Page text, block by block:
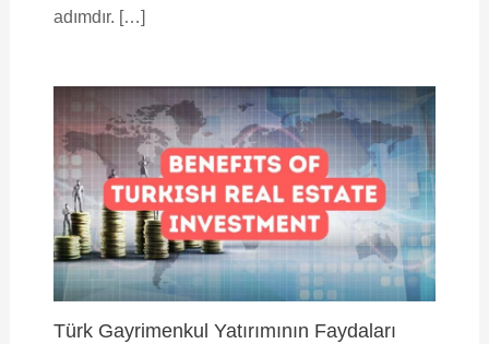
adımdır. […]
Türk Gayrimenkul Yatırımının Faydaları